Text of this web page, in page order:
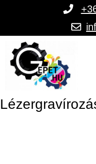
tartalomba